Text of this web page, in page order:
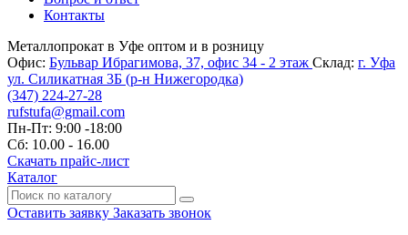
Контакты
Металлопрокат в Уфе оптом и в розницу
Офис: Бульвар Ибрагимова, 37, офис 34 - 2 этаж Склад: г. Уфа
ул. Силикатная 3Б (р-н Нижегородка)
(347) 224-27-28
rufstufa@gmail.com
Пн-Пт: 9:00 -18:00
Сб: 10.00 - 16.00
Скачать прайс-лист
Каталог
Оставить заявку Заказать звонок